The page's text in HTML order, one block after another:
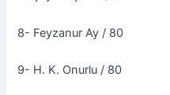
8- Feyzanur Ay / 80
9- H. K. Onurlu / 80